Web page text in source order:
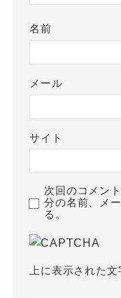
名前
メール
サイト
次回のコメン
分の名前、メ
る。
上に表示された文